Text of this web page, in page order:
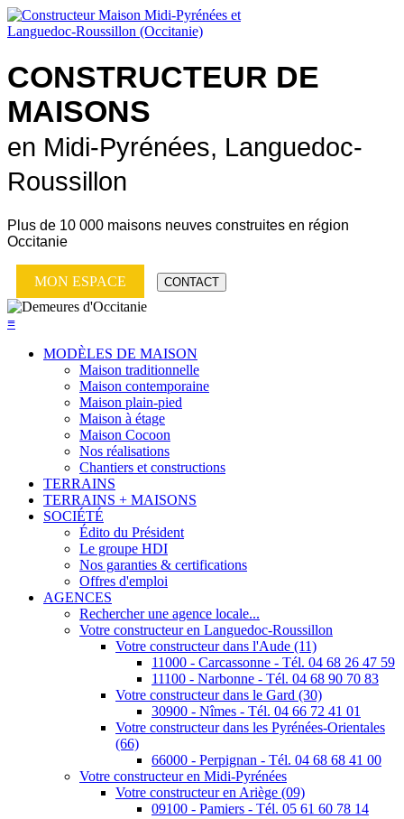
CONSTRUCTEUR DE
MAISONS
en Midi-Pyrénées, Languedoc-
Roussillon
Plus de 10 000 maisons neuves construites en région
Occitanie
MON ESPACE CONTACT
≡
MODÈLES DE MAISON
Maison traditionnelle
Maison contemporaine
Maison plain-pied
Maison à étage
Maison Cocoon
Nos réalisations
Chantiers et constructions
TERRAINS
TERRAINS + MAISONS
SOCIÉTÉ
Édito du Président
Le groupe HDI
Nos garanties & certifications
Offres d'emploi
AGENCES
Rechercher une agence locale...
Votre constructeur en Languedoc-Roussillon
Votre constructeur dans l'Aude (11)
11000 - Carcassonne - Tél. 04 68 26 47 59
11100 - Narbonne - Tél. 04 68 90 70 83
Votre constructeur dans le Gard (30)
30900 - Nîmes - Tél. 04 66 72 41 01
Votre constructeur dans les Pyrénées-Orientales
(66)
66000 - Perpignan - Tél. 04 68 68 41 00
Votre constructeur en Midi-Pyrénées
Votre constructeur en Ariège (09)
09100 - Pamiers - Tél. 05 61 60 78 14